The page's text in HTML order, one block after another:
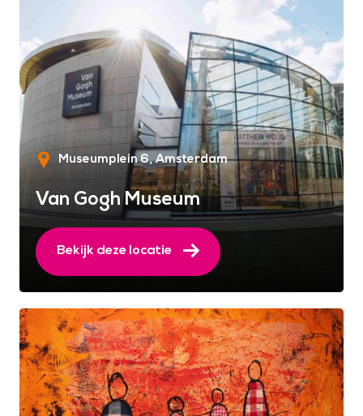
Museumplein 6 Amsterdam
Van Gogh Museum
Bekijk deze locatie